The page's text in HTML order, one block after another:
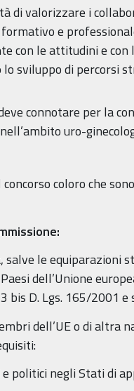
di valorizzare i
e
con le attitudini e
sviluppo di percorsi
connotare per la
uro-
coloro che
salve le equiparazioni
dell’Unione
bis D. Lgs. 165/2001 e
dell’UE o di altra
politici negli Stati di